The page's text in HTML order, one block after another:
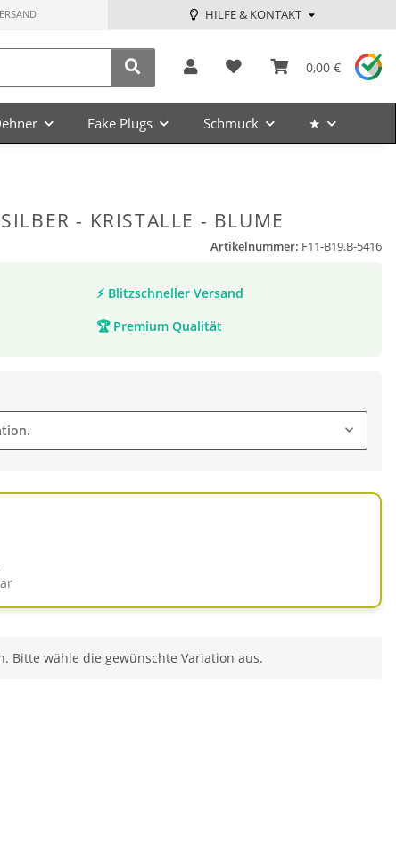
HILFE & KONTAKT
0,00 €
Fake Plugs Schmuck ★
- KRISTALLE - BLUME
Artikelnummer: F11-B19.B-5416
⚡ Blitzschneller Versand
🏆 Premium Qualität
Bitte wähle die gewünschte Variation aus.